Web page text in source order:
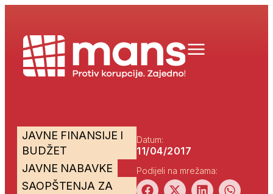
JAVNE FINANSIJE I
BUDŽET
JAVNE NABAVKE
SAOPŠTENJA ZA
Datum:
11/04/2017
Podijeli na mrežama: